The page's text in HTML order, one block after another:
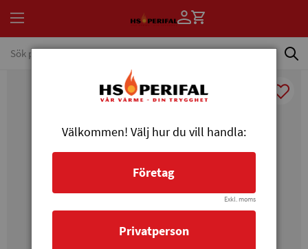
Välkommen! Välj hur du vill handla:
Företag
Exkl. moms
Privatperson